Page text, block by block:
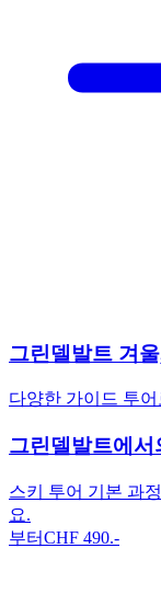
그린델발트 겨
다양한 가이드 투
그린델발트에서
스키 투어 기본 과
요.
부터CHF 490.-